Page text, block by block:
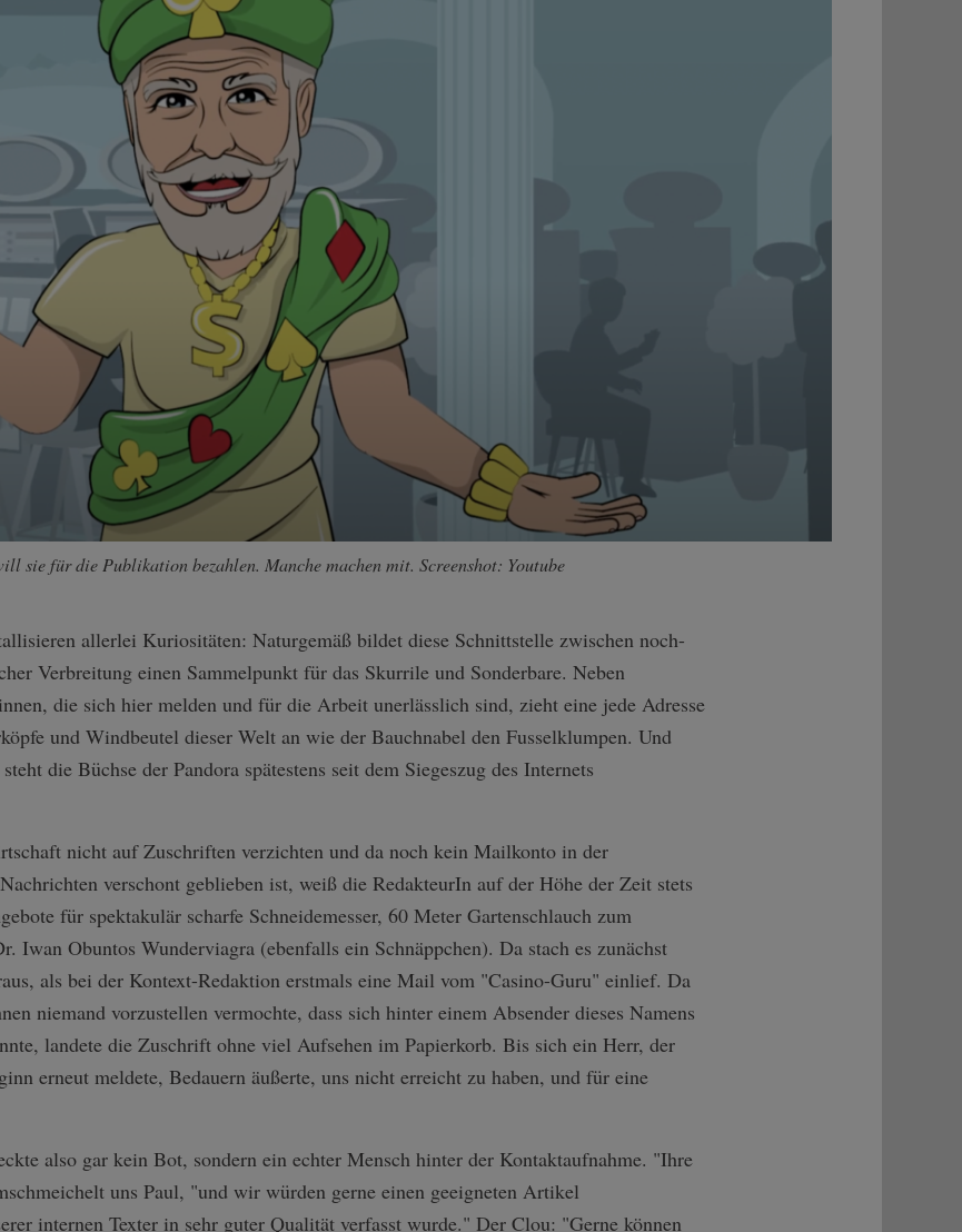
sie für die Publikation bezahlen. Manche machen mit. Screenshot: Youtube
allerlei Kuriositäten: Naturgemäß bildet diese Schnittstelle zwischen noch-
Verbreitung einen Sammelpunkt für das Skurrile und Sonderbare. Neben
die sich hier melden und für die Arbeit unerlässlich sind, zieht eine jede Adresse
und Windbeutel dieser Welt an wie der Bauchnabel den Fusselklumpen. Und
die Büchse der Pandora spätestens seit dem Siegeszug des Internets
nicht auf Zuschriften verzichten und da noch kein Mailkonto in der
verschont geblieben ist, weiß die RedakteurIn auf der Höhe der Zeit stets
für spektakulär scharfe Schneidemesser, 60 Meter Gartenschlauch zum
Iwan Obuntos Wunderviagra (ebenfalls ein Schnäppchen). Da stach es zunächst
als bei der Kontext-Redaktion erstmals eine Mail vom "Casino-Guru" einlief. Da
niemand vorzustellen vermochte, dass sich hinter einem Absender dieses Namens
landete die Zuschrift ohne viel Aufsehen im Papierkorb. Bis sich ein Herr, der
erneut meldete, Bedauern äußerte, uns nicht erreicht zu haben, und für eine
also gar kein Bot, sondern ein echter Mensch hinter der Kontaktaufnahme. "Ihre
uns Paul, "und wir würden gerne einen geeigneten Artikel
internen Texter in sehr guter Qualität verfasst wurde." Der Clou: "Gerne können